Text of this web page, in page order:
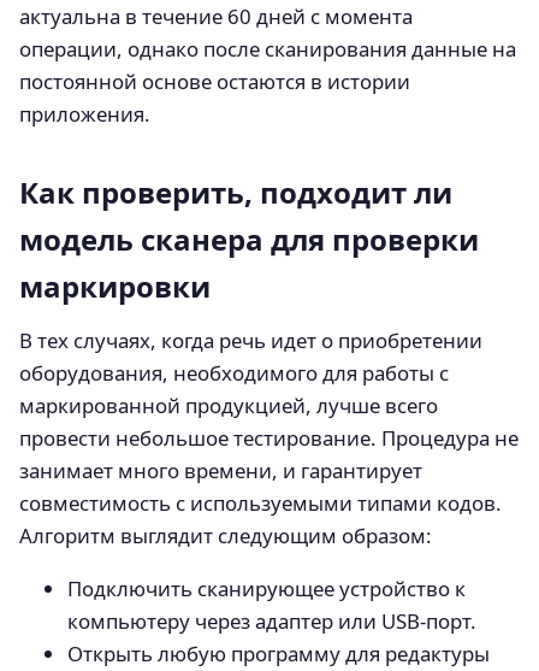
актуальна в течение 60 дней с момента
операции, однако после сканирования данные на
постоянной основе остаются в истории
приложения.
Как проверить, подходит ли
модель сканера для проверки
маркировки
В тех случаях, когда речь идет о приобретении
оборудования, необходимого для работы с
маркированной продукцией, лучше всего
провести небольшое тестирование. Процедура не
занимает много времени, и гарантирует
совместимость с используемыми типами кодов.
Алгоритм выглядит следующим образом:
Подключить сканирующее устройство к
компьютеру через адаптер или USB-порт.
Открыть любую программу для редактуры